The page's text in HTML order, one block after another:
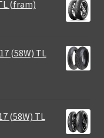
(fram)
(58W) TL
(58W) TL